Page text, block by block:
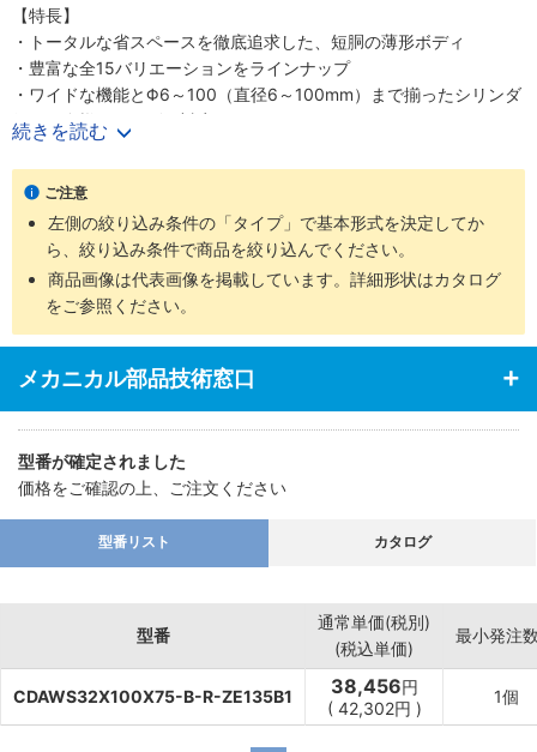
【特長】
・トータルな省スペースを徹底追求した、短胴の薄形ボディ
・豊富な全15バリエーションをラインナップ
・ワイドな機能とΦ6～100（直径6～100mm）まで揃ったシリンダ
径で、多様なニーズに対応
・スクエアロッドで回転レス機能がプラス、機械装置の高効率設計
が可能
【用途】
・あらゆる業界の空気圧機器や生産ラインに対応
続きを読む
ご注意
左側の絞り込み条件の「タイプ」で基本形式を決定してか
ら、絞り込み条件で商品を絞り込んでください。
商品画像は代表画像を掲載しています。詳細形状はカタログ
をご参照ください。
メカニカル部品技術窓口
型番が確定されました
価格をご確認の上、ご注文ください
型番リスト カタログ
型番
通常単価(税別)
(税込単価)
最小発注
CDAWS32X100X75-B-R-ZE135B1 38,456円
( 42,302円 )
1個